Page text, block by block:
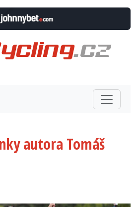
autora Tomáš